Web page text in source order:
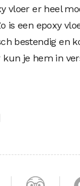
vloer er heel
is een epoxy
bestendig en
je hem in